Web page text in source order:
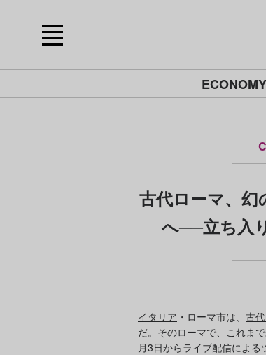
ECONOMY
古代ローマ、幻
へ──立ち入
イタリア ・ローマ市は、 古
だ。そのローマで、これま
月3日からライブ配信による